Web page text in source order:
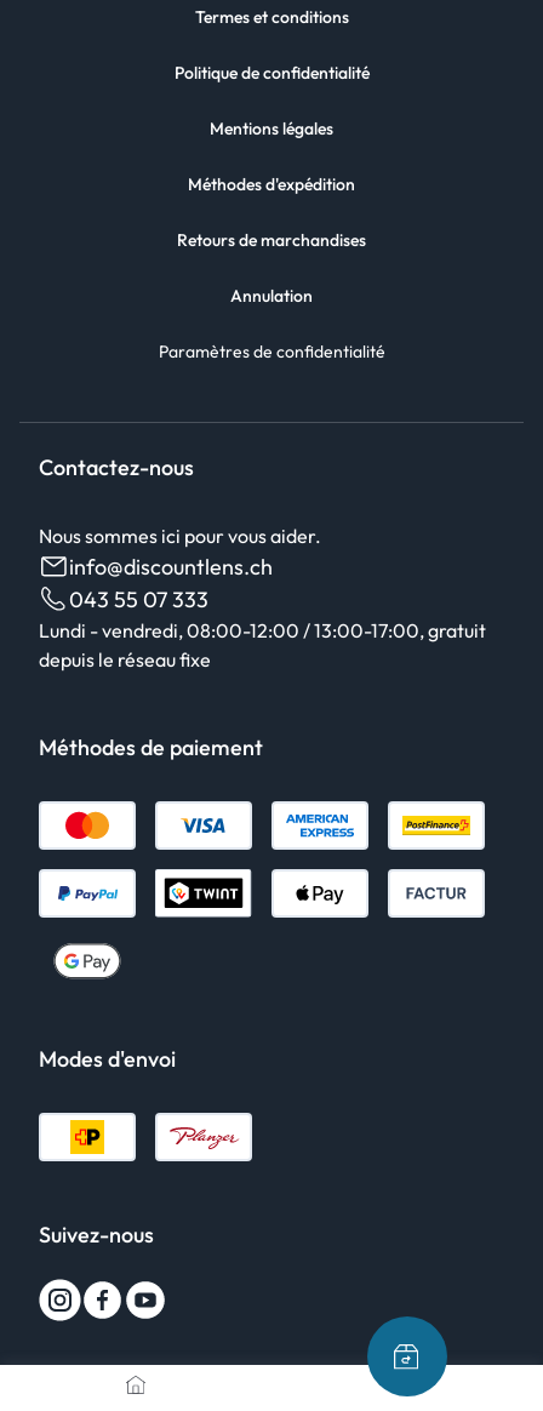
Termes et conditions
Politique de confidentialité
Mentions légales
Méthodes d'expédition
Retours de marchandises
Annulation
Paramètres de confidentialité
Contactez-nous
Nous sommes ici pour vous aider.
info@discountlens.ch
043 55 07 333
Lundi - vendredi, 08:00-12:00 / 13:00-17:00, gratuit
depuis le réseau fixe
Méthodes de paiement
Modes d'envoi
Suivez-nous